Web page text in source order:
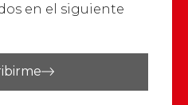
en el siguiente